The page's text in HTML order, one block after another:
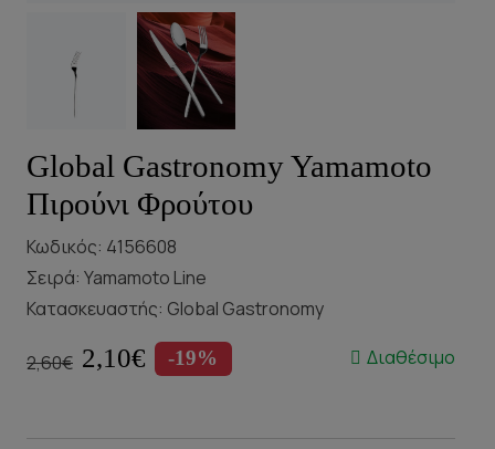
Global Gastronomy Yamamoto
Πιρούνι Φρούτου
Κωδικός: 4156608
Σειρά: Yamamoto Line
Κατασκευαστής: Global Gastronomy
2,60€ 2,10€ -19% Διαθέσιμο